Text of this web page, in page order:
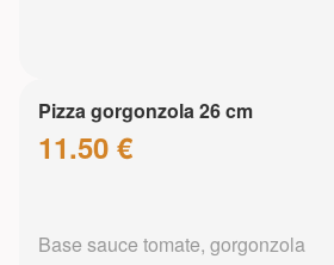
Pizza gorgonzola 26 cm
11.50 €
Base sauce tomate, gorgonzola